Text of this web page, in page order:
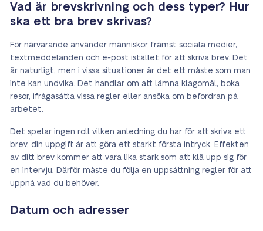
Vad är brevskrivning och dess typer? Hur
ska ett bra brev skrivas?
För närvarande använder människor främst sociala medier,
textmeddelanden och e-post istället för att skriva brev. Det
är naturligt, men i vissa situationer är det ett måste som man
inte kan undvika. Det handlar om att lämna klagomål, boka
resor, ifrågasätta vissa regler eller ansöka om befordran på
arbetet.
Det spelar ingen roll vilken anledning du har för att skriva ett
brev, din uppgift är att göra ett starkt första intryck. Effekten
av ditt brev kommer att vara lika stark som att klä upp sig för
en intervju. Därför måste du följa en uppsättning regler för att
uppnå vad du behöver.
Datum och adresser